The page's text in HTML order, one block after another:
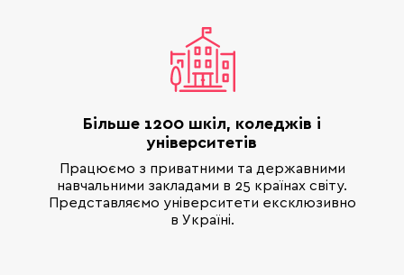
Більше 1200 шкіл, коледжів і
університетів
Працюємо з приватними та державними
навчальними закладами в 25 країнах світу.
Представляємо університети ексклюзивно
в Україні.